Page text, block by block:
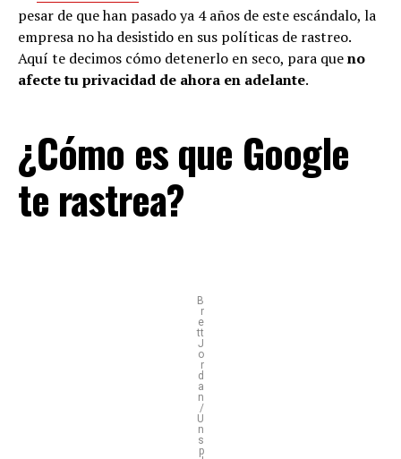
pesar de que han pasado ya 4 años de este escándalo, la
empresa no ha desistido en sus políticas de rastreo.
Aquí te decimos cómo detenerlo en seco, para queno
afecte tu privacidad de ahora en adelante.
¿Cómo es que Google
te rastrea?
B
r
e
tt
J
o
r
d
a
n
/
U
n
s
p